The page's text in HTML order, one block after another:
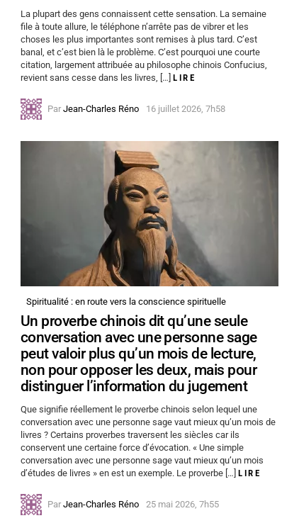
La plupart des gens connaissent cette sensation. La semaine
file à toute allure, le téléphone n’arrête pas de vibrer et les
choses les plus importantes sont remises à plus tard. C’est
banal, et c’est bien là le problème. C’est pourquoi une courte
citation, largement attribuée au philosophe chinois Confucius,
revient sans cesse dans les livres, […] LIRE
Par Jean-Charles Réno 16 juillet 2026, 7h58
Spiritualité : en route vers la conscience spirituelle
Un proverbe chinois dit qu’une seule
conversation avec une personne sage
peut valoir plus qu’un mois de lecture,
non pour opposer les deux, mais pour
distinguer l’information du jugement
Que signifie réellement le proverbe chinois selon lequel une
conversation avec une personne sage vaut mieux qu’un mois de
livres ? Certains proverbes traversent les siècles car ils
conservent une certaine force d’évocation. « Une simple
conversation avec une personne sage vaut mieux qu’un mois
d’études de livres » en est un exemple. Le proverbe […] LIRE
Par Jean-Charles Réno 25 mai 2026, 7h55